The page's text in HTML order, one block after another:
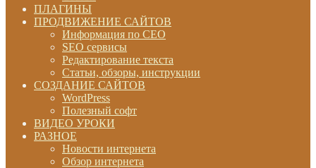
ПЛАГИНЫ
ПРОДВИЖЕНИЕ САЙТОВ
Информация по СЕО
SEO сервисы
Редактирование текста
Статьи, обзоры, инструкции
СОЗДАНИЕ САЙТОВ
WordPress
Полезный софт
ВИДЕО УРОКИ
РАЗНОЕ
Новости интернета
Обзор интернета